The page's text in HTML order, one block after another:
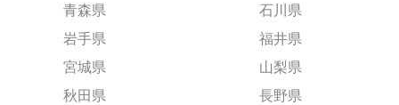
青森県
岩手県
宮城県
秋田県
石川県
福井県
山梨県
長野県